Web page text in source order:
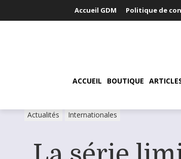
Accueil GDM Politique de
ACCUEIL BOUTIQUE
Actualités Internationales